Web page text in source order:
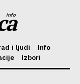
info
i ljudi
Info
Izbori